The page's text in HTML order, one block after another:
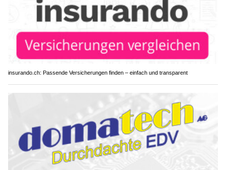
insurando.ch: Passende Versicherungen finden – einfach und transparent